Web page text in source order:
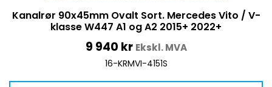
Kanalrør 90x45mm Ovalt Sort. Mercedes Vito / V-
klasse W447 A1 og A2 2015+ 2022+
9 940 kr Ekskl. MVA
16-KRMVI-4151S